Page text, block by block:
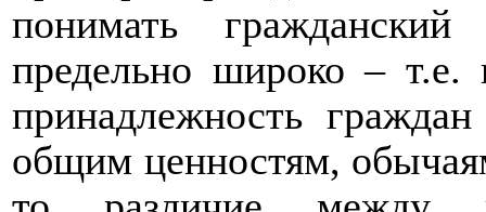
понимать
предельно широко – т.е.
принадлежность
общим ценностям,